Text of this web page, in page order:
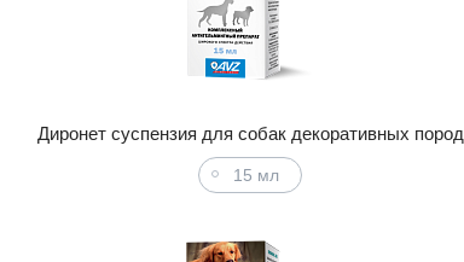
Диронет суспензия для собак декоративных пород
15 мл